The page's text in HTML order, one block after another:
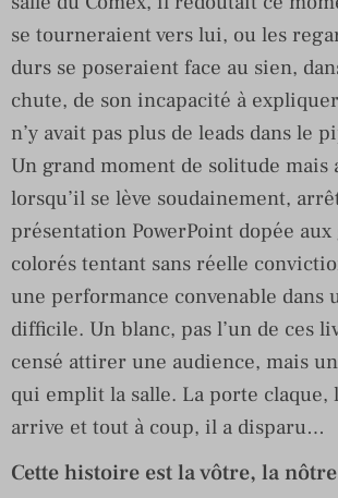
se tourneraient vers lui, ou les
durs se poseraient face au sien,
chute, de son incapacité à
n’y avait pas plus de leads dans le
Un grand moment de solitude mais
lorsqu’il se lève soudainement,
présentation PowerPoint dopée
colorés tentant sans réelle
une performance convenable dans
difficile. Un blanc, pas l’un de ces
censé attirer une audience, mais
qui emplit la salle. La porte claque,
arrive et tout à coup, il a disparu…
Cette histoire est la vôtre, la